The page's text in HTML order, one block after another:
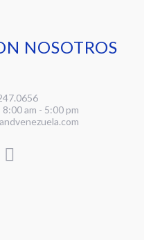
NOSOTROS
am - 5:00 pm